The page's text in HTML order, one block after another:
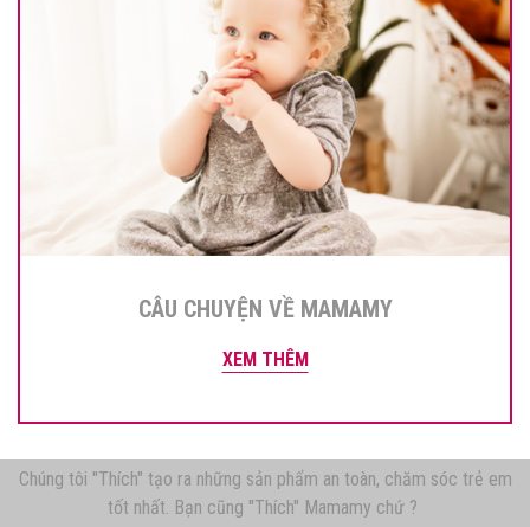
CÂU CHUYỆN VỀ MAMAMY
XEM THÊM
Chúng tôi "Thích" tạo ra những sản phẩm an toàn, chăm sóc trẻ em
tốt nhất. Bạn cũng "Thích" Mamamy chứ ?